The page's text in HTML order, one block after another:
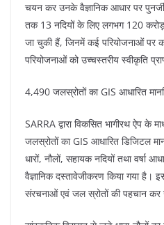
चयन कर उनके वैज्ञानिक आधार पर
तक 13 नदियों के लिए लगभग 120
जा चुकी हैं, जिनमें कई परियोजनाओं पर
परियोजनाओं को उच्चस्तरीय स्वीकृति
4,490 जलस्रोतों का GIS आधारित
SARRA द्वारा विकसित भागीरथ ऐप के
जलस्रोतों का GIS आधारित डिजिटल
धारों, नौलों, सहायक नदियों तथा वर्षा
वैज्ञानिक दस्तावेजीकरण किया गया
संरचनाओं एवं जल स्रोतों की पहचान कर